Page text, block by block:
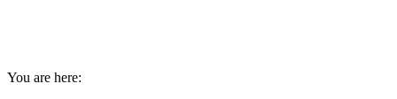
You are here: